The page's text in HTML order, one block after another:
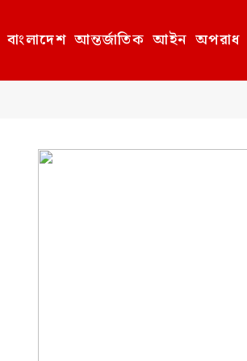
বাংলাদেশ আন্তর্জাতিক আইন অপরাধ